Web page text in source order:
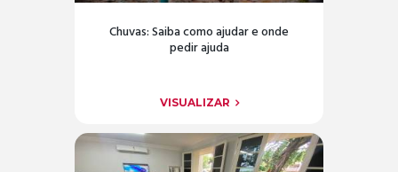
Chuvas: Saiba como ajudar e onde
pedir ajuda
VISUALIZAR